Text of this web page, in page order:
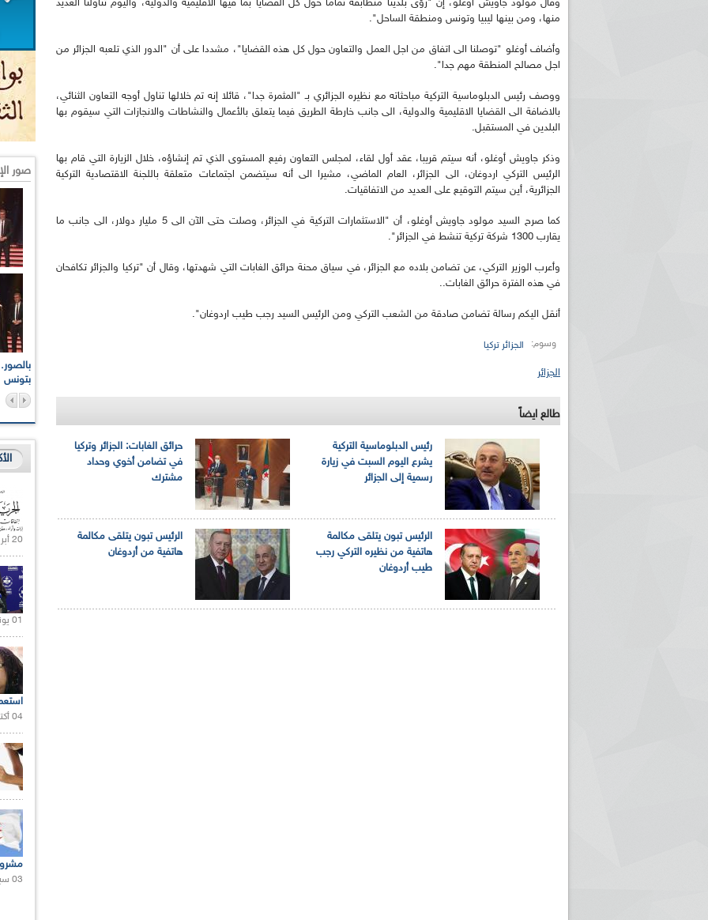
وقال مولود جاويش أوغلو، إن "رؤى بلدينا متطابقة تماما حول كل القضايا بما فيها الاقليمية والدولية، واليوم تناولنا العديد
منها، ومن بينها ليبيا وتونس ومنطقة الساحل".
وأضاف أوغلو "توصلنا الى اتفاق من اجل العمل والتعاون حول كل هذه القضايا"، مشددا على أن "الدور الذي تلعبه الجزائر من
اجل مصالح المنطقة مهم جدا".
ووصف رئيس الدبلوماسية التركية مباحثاته مع نظيره الجزائري بـ "المثمرة جدا"، قائلا إنه تم خلالها تناول أوجه التعاون الثنائي،
بالاضافة الى القضايا الاقليمية والدولية، الى جانب خارطة الطريق فيما يتعلق بالأعمال والنشاطات والانجازات التي سيقوم بها
البلدين في المستقبل.
وذكر جاويش أوغلو، أنه سيتم قريبا، عقد أول لقاء، لمجلس التعاون رفيع المستوى الذي تم إنشاؤه، خلال الزيارة التي قام بها
الرئيس التركي اردوغان، الى الجزائر، العام الماضي، مشيرا الى أنه سيتضمن اجتماعات متعلقة باللجنة الاقتصادية التركية
الجزائرية، أين سيتم التوقيع على العديد من الاتفاقيات.
كما صرح السيد مولود جاويش أوغلو، أن "الاستثمارات التركية في الجزائر، وصلت حتى الآن الى 5 مليار دولار، الى جانب ما
يقارب 1300 شركة تركية تنشط في الجزائر".
وأعرب الوزير التركي، عن تضامن بلاده مع الجزائر، في سياق محنة حرائق الغابات التي شهدتها، وقال أن "تركيا والجزائر تكافحان
في هذه الفترة حرائق الغابات..
أنقل اليكم رسالة تضامن صادقة من الشعب التركي ومن الرئيس السيد رجب طيب اردوغان".
وسوم: الجزائر تركيا
الجزائر
طالع ايضاً
حرائق الغابات: الجزائر وتركيا
في تضامن أخوي وحداد
مشترك
رئيس الدبلوماسية التركية
يشرع اليوم السبت في زيارة
رسمية إلى الجزائر
الرئيس تبون يتلقى مكالمة
هاتفية من أردوغان
الرئيس تبون يتلقى مكالمة
هاتفية من نظيره التركي رجب
طيب أردوغان
صور
بتونس
الإذاعة الجزائرية للرياضيين البارالمبيين المتوجين
20 أبريل 2021 |
01 يونيو 2021 |
04 أكتوبر 2020 |
03 سبتمبر 2020 |